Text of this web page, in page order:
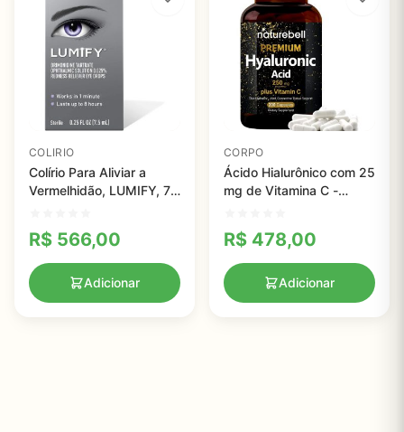
COLIRIO
Colírio Para Aliviar a
Vermelhidão, LUMIFY, 7,5
R$ 566,00
Adicionar
CORPO
Ácido Hialurônico com 25
mg de Vitamina C -
R$ 478,00
Adicionar